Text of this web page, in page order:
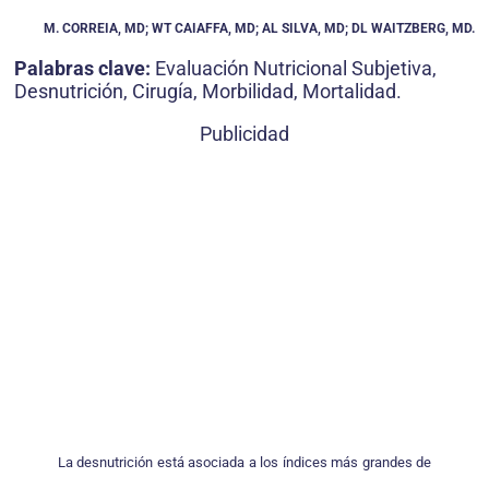
M. CORREIA, MD; WT CAIAFFA, MD; AL SILVA, MD; DL WAITZBERG, MD.
Palabras clave: Evaluación Nutricional Subjetiva,
Desnutrición, Cirugía, Morbilidad, Mortalidad.
Publicidad
La desnutrición está asociada a los índices más grandes de